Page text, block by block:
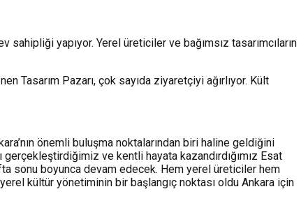
sahipliği yapıyor. Yerel üreticiler ve bağımsız tasarımcıların
Tasarım Pazarı, çok sayıda ziyaretçiyi ağırlıyor. Kült
önemli buluşma noktalarından biri haline geldiğini
ve kentli hayata kazandırdığımız Esat
sonu boyunca devam edecek. Hem yerel üreticiler hem
kültür yönetiminin bir başlangıç noktası oldu Ankara için